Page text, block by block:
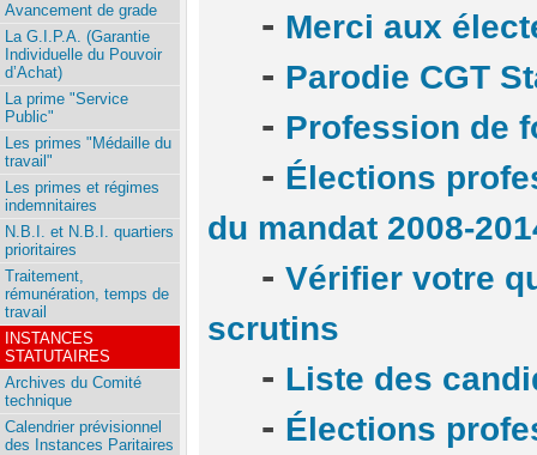
- Merci aux
- Parodie CGT
- Profession de
- Élections
du mandat 2008-
- Vérifier votre
scrutins
- Liste des
- Élections
Avancement de grade
La G.I.P.A. (Garantie
Individuelle du Pouvoir
d’Achat)
La prime "Service
Public"
Les primes "Médaille du
travail"
Les primes et régimes
indemnitaires
N.B.I. et N.B.I. quartiers
prioritaires
Traitement,
rémunération, temps de
travail
INSTANCES
STATUTAIRES
Archives du Comité
technique
Calendrier prévisionnel
des Instances Paritaires